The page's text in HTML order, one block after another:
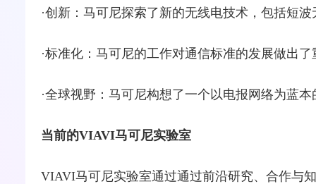
·创新：马可尼探索了新的无线电技术，包括短
·标准化：马可尼的工作对通信标准的发展做出
·全球视野：马可尼构想了一个以电报网络为蓝
当前的VIAVI马可尼实验室
VIAVI马可尼实验室通过通过前沿研究、合作与